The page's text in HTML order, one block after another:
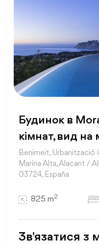
Будинок в
кімнат, вид
Benimeit, Urbanització
Marina Alta, Alacant /
03724, España
825 m2
Зв'язатися з